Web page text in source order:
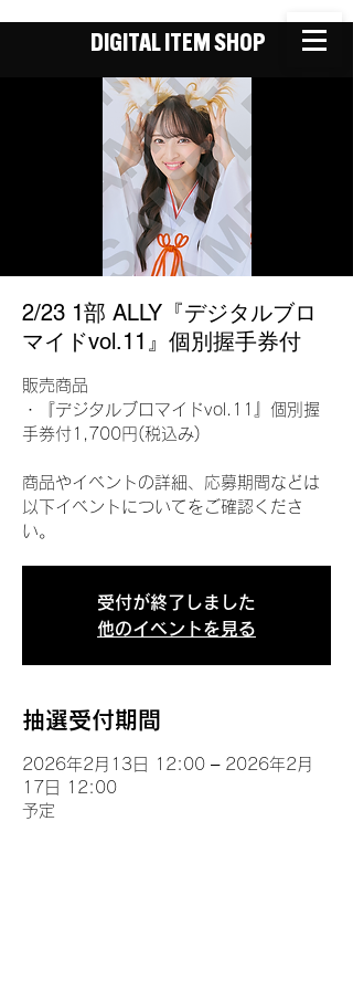
DIGITAL ITEM SHOP
2/23 1部 ALLY『デジタルブロ
マイドvol.11』個別握手券付
販売商品
・『デジタルブロマイドvol.11』個別握
手券付1,700円(税込み)
商品やイベントの詳細、応募期間などは
以下イベントについてをご確認くださ
い。
受付が終了しました
他のイベントを見る
抽選受付期間
2026年2月13日 12:00 – 2026年2月
17日 12:00
予定